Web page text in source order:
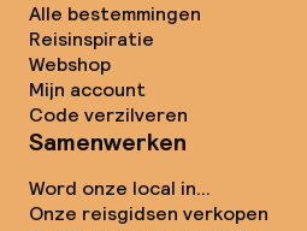
Alle bestemmingen
Reisinspiratie
Webshop
Mijn account
Code verzilveren
Samenwerken
Word onze local in...
Onze reisgidsen verkopen